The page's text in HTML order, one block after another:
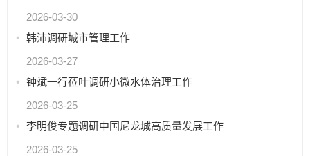
2026-03-30
韩沛调研城市管理工作
2026-03-27
钟斌一行莅叶调研小微水体治理工作
2026-03-25
李明俊专题调研中国尼龙城高质量发展工作
2026-03-25